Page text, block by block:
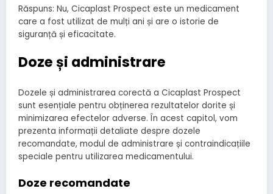
Răspuns: Nu, Cicaplast Prospect este un medicament
care a fost utilizat de mulți ani și are o istorie de
siguranță și eficacitate.
Doze și administrare
Dozele și administrarea corectă a Cicaplast Prospect
sunt esențiale pentru obținerea rezultatelor dorite și
minimizarea efectelor adverse. În acest capitol, vom
prezenta informații detaliate despre dozele
recomandate, modul de administrare și contraindicațiile
speciale pentru utilizarea medicamentului.
Doze recomandate